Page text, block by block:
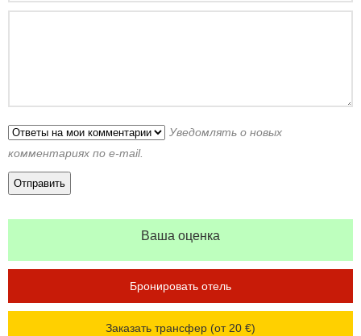
Уведомлять о новых
комментариях по e-mail.
Ваша оценка
Бронировать отель
Заказать трансфер (от 20 €)